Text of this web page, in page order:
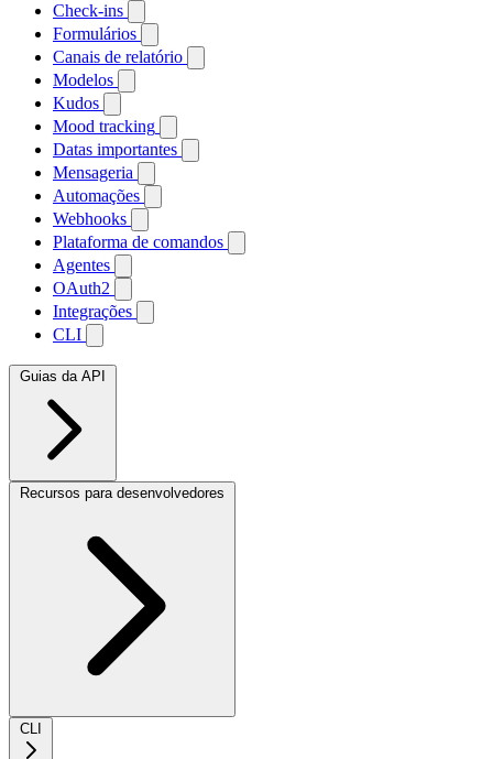
Check-ins
Formulários
Canais de relatório
Modelos
Kudos
Mood tracking
Datas importantes
Mensageria
Automações
Webhooks
Plataforma de comandos
Agentes
OAuth2
Integrações
CLI
Guias da API
Recursos para desenvolvedores
CLI